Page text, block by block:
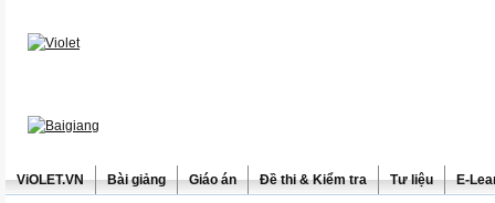
ViOLET.VN Bài giảng Giáo án Đề thi & Kiểm tra Tư liệu E-